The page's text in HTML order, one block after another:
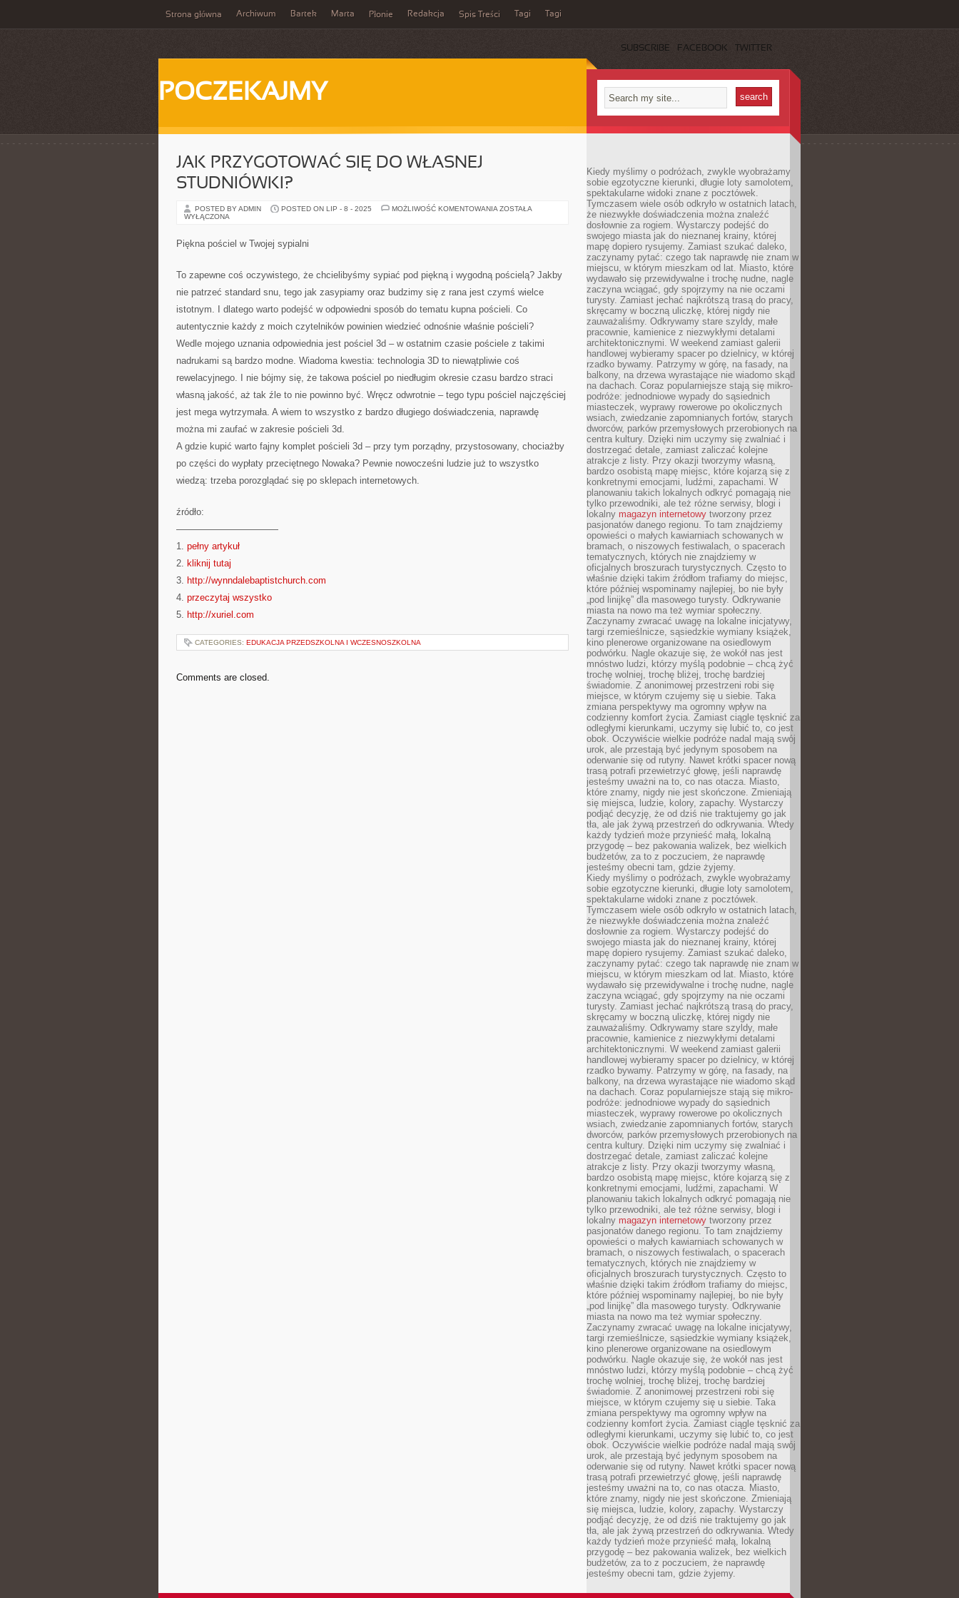
Strona główna Archiwum Bartek Marta Płonie Redakcja Spis Treści Tagi Tagi
SUBSCRIBE FACEBOOK TWITTER
POCZEKAJMY
JAK PRZYGOTOWAĆ SIĘ DO WŁASNEJ
STUDNIÓWKI?
POSTED BY ADMIN POSTED ON LIP - 8 - 2025 MOŻLIWOŚĆ KOMENTOWANIA JAK
ZOSTAŁA
WYŁĄCZONA
Piękna pościel w Twojej sypialni
To zapewne coś oczywistego, że chcielibyśmy sypiać pod piękną i wygodną pościelą? Jakby
nie patrzeć standard snu, tego jak zasypiamy oraz budzimy się z rana jest czymś wielce
istotnym. I dlatego warto podejść w odpowiedni sposób do tematu kupna pościeli. Co
autentycznie każdy z moich czytelników powinien wiedzieć odnośnie właśnie pościeli?
Wedle mojego uznania odpowiednia jest pościel 3d – w ostatnim czasie pościele z takimi
nadrukami są bardzo modne. Wiadoma kwestia: technologia 3D to niewątpliwie coś
rewelacyjnego. I nie bójmy się, że takowa pościel po niedługim okresie czasu bardzo straci
własną jakość, aż tak źle to nie powinno być. Wręcz odwrotnie – tego typu pościel najczęściej
jest mega wytrzymała. A wiem to wszystko z bardzo długiego doświadczenia, naprawdę
można mi zaufać w zakresie pościeli 3d.
A gdzie kupić warto fajny komplet pościeli 3d – przy tym porządny, przystosowany, chociażby
po części do wypłaty przeciętnego Nowaka? Pewnie nowocześni ludzie już to wszystko
wiedzą: trzeba porozglądać się po sklepach internetowych.
źródło:
———————————
1. pełny artykuł
2. kliknij tutaj
3. http://wynndalebaptistchurch.com
4. przeczytaj wszystko
5. http://xuriel.com
CATEGORIES: EDUKACJA PRZEDSZKOLNA I WCZESNOSZKOLNA
Comments are closed.
Kiedy myślimy o podróżach, zwykle wyobrażamy
sobie egzotyczne kierunki, długie loty samolotem,
spektakularne widoki znane z pocztówek.
Tymczasem wiele osób odkryło w ostatnich latach,
że niezwykłe doświadczenia można znaleźć
dosłownie za rogiem. Wystarczy podejść do
swojego miasta jak do nieznanej krainy, której
mapę dopiero rysujemy. Zamiast szukać daleko,
zaczynamy pytać: czego tak naprawdę nie znam w
miejscu, w którym mieszkam od lat. Miasto, które
wydawało się przewidywalne i trochę nudne, nagle
zaczyna wciągać, gdy spojrzymy na nie oczami
turysty. Zamiast jechać najkrótszą trasą do pracy,
skręcamy w boczną uliczkę, której nigdy nie
zauważaliśmy. Odkrywamy stare szyldy, małe
pracownie, kamienice z niezwykłymi detalami
architektonicznymi. W weekend zamiast galerii
handlowej wybieramy spacer po dzielnicy, w której
rzadko bywamy. Patrzymy w górę, na fasady, na
balkony, na drzewa wyrastające nie wiadomo skąd
na dachach. Coraz popularniejsze stają się mikro-
podróże: jednodniowe wypady do sąsiednich
miasteczek, wyprawy rowerowe po okolicznych
wsiach, zwiedzanie zapomnianych fortów, starych
dworców, parków przemysłowych przerobionych na
centra kultury. Dzięki nim uczymy się zwalniać i
dostrzegać detale, zamiast zaliczać kolejne
atrakcje z listy. Przy okazji tworzymy własną,
bardzo osobistą mapę miejsc, które kojarzą się z
konkretnymi emocjami, ludźmi, zapachami. W
planowaniu takich lokalnych odkryć pomagają nie
tylko przewodniki, ale też różne serwisy, blogi i
lokalny magazyn internetowy tworzony przez
pasjonatów danego regionu. To tam znajdziemy
opowieści o małych kawiarniach schowanych w
bramach, o niszowych festiwalach, o spacerach
tematycznych, których nie znajdziemy w
oficjalnych broszurach turystycznych. Często to
właśnie dzięki takim źródłom trafiamy do miejsc,
które później wspominamy najlepiej, bo nie były
„pod linijkę” dla masowego turysty. Odkrywanie
miasta na nowo ma też wymiar społeczny.
Zaczynamy zwracać uwagę na lokalne inicjatywy,
targi rzemieślnicze, sąsiedzkie wymiany książek,
kino plenerowe organizowane na osiedlowym
podwórku. Nagle okazuje się, że wokół nas jest
mnóstwo ludzi, którzy myślą podobnie – chcą żyć
trochę wolniej, trochę bliżej, trochę bardziej
świadomie. Z anonimowej przestrzeni robi się
miejsce, w którym czujemy się u siebie. Taka
zmiana perspektywy ma ogromny wpływ na
codzienny komfort życia. Zamiast ciągle tęsknić za
odległymi kierunkami, uczymy się lubić to, co jest
obok. Oczywiście wielkie podróże nadal mają swój
urok, ale przestają być jedynym sposobem na
oderwanie się od rutyny. Nawet krótki spacer nową
trasą potrafi przewietrzyć głowę, jeśli naprawdę
jesteśmy uważni na to, co nas otacza. Miasto,
które znamy, nigdy nie jest skończone. Zmieniają
się miejsca, ludzie, kolory, zapachy. Wystarczy
podjąć decyzję, że od dziś nie traktujemy go jak
tła, ale jak żywą przestrzeń do odkrywania. Wtedy
każdy tydzień może przynieść małą, lokalną
przygodę – bez pakowania walizek, bez wielkich
budżetów, za to z poczuciem, że naprawdę
jesteśmy obecni tam, gdzie żyjemy.
Kiedy myślimy o podróżach, zwykle wyobrażamy
sobie egzotyczne kierunki, długie loty samolotem,
spektakularne widoki znane z pocztówek.
Tymczasem wiele osób odkryło w ostatnich latach,
że niezwykłe doświadczenia można znaleźć
dosłownie za rogiem. Wystarczy podejść do
swojego miasta jak do nieznanej krainy, której
mapę dopiero rysujemy. Zamiast szukać daleko,
zaczynamy pytać: czego tak naprawdę nie znam w
miejscu, w którym mieszkam od lat. Miasto, które
wydawało się przewidywalne i trochę nudne, nagle
zaczyna wciągać, gdy spojrzymy na nie oczami
turysty. Zamiast jechać najkrótszą trasą do pracy,
skręcamy w boczną uliczkę, której nigdy nie
zauważaliśmy. Odkrywamy stare szyldy, małe
pracownie, kamienice z niezwykłymi detalami
architektonicznymi. W weekend zamiast galerii
handlowej wybieramy spacer po dzielnicy, w której
rzadko bywamy. Patrzymy w górę, na fasady, na
balkony, na drzewa wyrastające nie wiadomo skąd
na dachach. Coraz popularniejsze stają się mikro-
podróże: jednodniowe wypady do sąsiednich
miasteczek, wyprawy rowerowe po okolicznych
wsiach, zwiedzanie zapomnianych fortów, starych
dworców, parków przemysłowych przerobionych na
centra kultury. Dzięki nim uczymy się zwalniać i
dostrzegać detale, zamiast zaliczać kolejne
atrakcje z listy. Przy okazji tworzymy własną,
bardzo osobistą mapę miejsc, które kojarzą się z
konkretnymi emocjami, ludźmi, zapachami. W
planowaniu takich lokalnych odkryć pomagają nie
tylko przewodniki, ale też różne serwisy, blogi i
lokalny magazyn internetowy tworzony przez
pasjonatów danego regionu. To tam znajdziemy
opowieści o małych kawiarniach schowanych w
bramach, o niszowych festiwalach, o spacerach
tematycznych, których nie znajdziemy w
oficjalnych broszurach turystycznych. Często to
właśnie dzięki takim źródłom trafiamy do miejsc,
które później wspominamy najlepiej, bo nie były
„pod linijkę” dla masowego turysty. Odkrywanie
miasta na nowo ma też wymiar społeczny.
Zaczynamy zwracać uwagę na lokalne inicjatywy,
targi rzemieślnicze, sąsiedzkie wymiany książek,
kino plenerowe organizowane na osiedlowym
podwórku. Nagle okazuje się, że wokół nas jest
mnóstwo ludzi, którzy myślą podobnie – chcą żyć
trochę wolniej, trochę bliżej, trochę bardziej
świadomie. Z anonimowej przestrzeni robi się
miejsce, w którym czujemy się u siebie. Taka
zmiana perspektywy ma ogromny wpływ na
codzienny komfort życia. Zamiast ciągle tęsknić za
odległymi kierunkami, uczymy się lubić to, co jest
obok. Oczywiście wielkie podróże nadal mają swój
urok, ale przestają być jedynym sposobem na
oderwanie się od rutyny. Nawet krótki spacer nową
trasą potrafi przewietrzyć głowę, jeśli naprawdę
jesteśmy uważni na to, co nas otacza. Miasto,
które znamy, nigdy nie jest skończone. Zmieniają
się miejsca, ludzie, kolory, zapachy. Wystarczy
podjąć decyzję, że od dziś nie traktujemy go jak
tła, ale jak żywą przestrzeń do odkrywania. Wtedy
każdy tydzień może przynieść małą, lokalną
przygodę – bez pakowania walizek, bez wielkich
budżetów, za to z poczuciem, że naprawdę
jesteśmy obecni tam, gdzie żyjemy.